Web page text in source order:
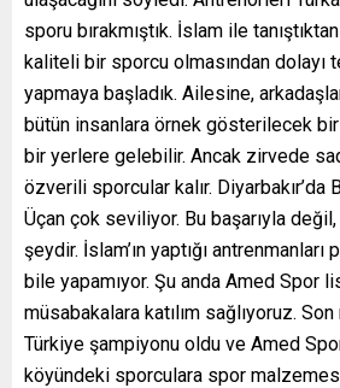
sporu bırakmıştık. İslam ile
kaliteli bir sporcu olmasından dolayı
yapmaya başladık. Ailesine,
bütün insanlara örnek gösterilecek
bir yerlere gelebilir. Ancak zirvede
özverili sporcular kalır. Diyarbakır’da
Üçan çok seviliyor. Bu başarıyla
şeydir. İslam’ın yaptığı
bile yapamıyor. Şu anda Amed Spor
müsabakalara katılım sağlıyoruz. Son
Türkiye şampiyonu oldu ve Amed
köyündeki sporculara spor